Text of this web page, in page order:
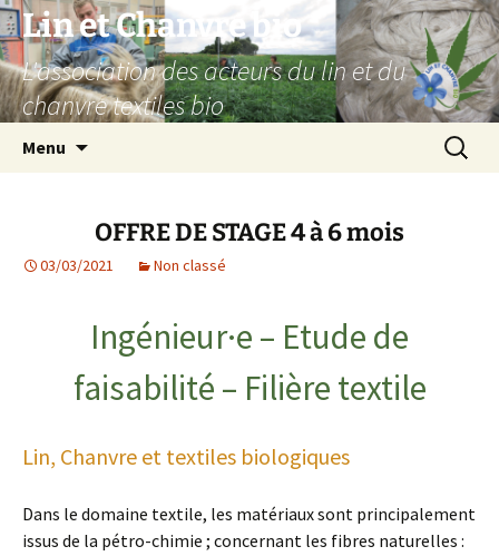
Aller
au
contenu
Lin et Chanvre bio
L'association des acteurs du lin et du
chanvre textiles bio
Menu
OFFRE DE STAGE 4 à 6 mois
03/03/2021 Non classé
Ingénieur·e – Etude de
faisabilité – Filière textile
Lin, Chanvre et textiles biologiques
Dans le domaine textile, les matériaux sont principalement
issus de la pétro-chimie ; concernant les fibres naturelles :